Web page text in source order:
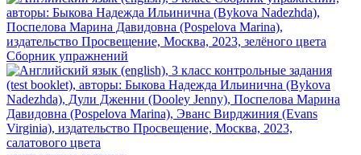
Сборник упражнений